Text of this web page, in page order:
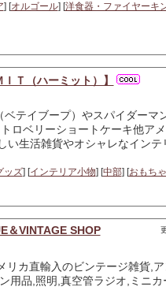
] [オルゴール] [洋食器・ファイヤーキ
Ｔ（ハーミット）】
ベテイブープ）やスパイダー
トロベリーショートケーキ他ア
い生活雑貨やオシャレなイン
ッズ] [インテリア小物] [中部] [おもち
＆VINTAGE SHOP
リカ直輸入のビンテージ雑貨,
用品,照明,真空管ラジオ,ミニ